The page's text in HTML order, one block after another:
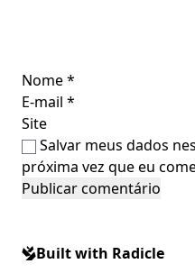
Nome*
E-mail *
Site
Salvar meus dados
próxima vez que eu
Built with Radicle